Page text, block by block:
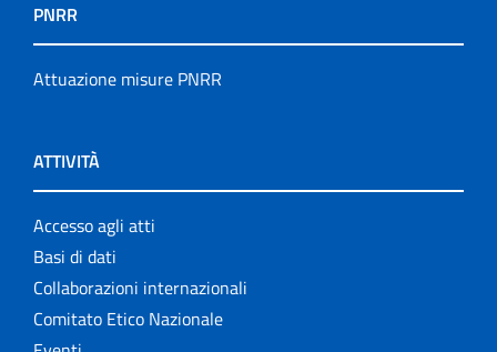
PNRR
Attuazione misure PNRR
ATTIVITÀ
Accesso agli atti
Basi di dati
Collaborazioni internazionali
Comitato Etico Nazionale